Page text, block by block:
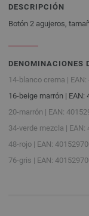
DESCRIPCIÓN
Botón 2 agujeros,
DENOMINACIONES
14-blanco crema |
16-beige marrón | EAN:
20-marrón | EAN:
34-verde mezcla | EAN:
48-rojo | EAN:
76-gris | EAN: